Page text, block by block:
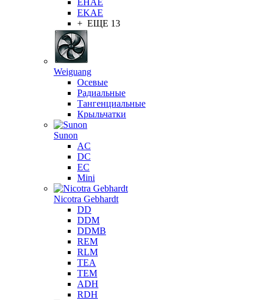
EHAE
EKAE
+ ЕЩЕ 13
Weiguang
Осевые
Радиальные
Тангенциальные
Крыльчатки
Sunon
AC
DC
EC
Mini
Nicotra Gebhardt
DD
DDM
DDMB
REM
RLM
TEA
TEM
ADH
RDH